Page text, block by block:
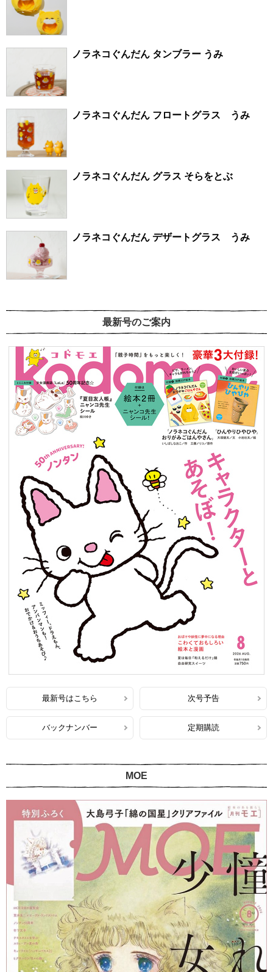
ノラネコぐんだん タンブラー うみ
ノラネコぐんだん フロートグラス うみ
ノラネコぐんだん グラス そらをとぶ
ノラネコぐんだん デザートグラス うみ
最新号のご案内
最新号はこちら 次号予告
バックナンバー 定期購読
MOE